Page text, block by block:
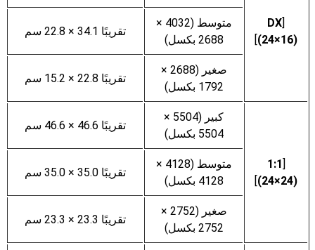
[
(24‎×16)
]
متوسط (4032 ×
2688 بكسل)
تقريبًا 34.1 × 22.8 سم
صغير (2688 ×
1792 بكسل)
تقريبًا 22.8 × 15.2 سم
[
1:1
(24‎×24)
]
كبير (5504 ×
5504 بكسل)
تقريبًا 46.6 × 46.6 سم
متوسط (4128 ×
4128 بكسل)
تقريبًا 35.0 × 35.0 سم
صغير (2752 ×
2752 بكسل)
تقريبًا 23.3 × 23.3 سم